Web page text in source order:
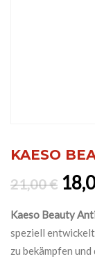
KAESO
21,00€
Kaeso Beauty
speziell
zu bekämpfen